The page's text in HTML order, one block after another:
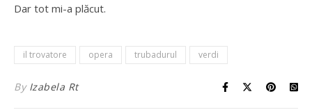
Dar tot mi-a plăcut.
il trovatore opera trubadurul verdi
By Izabela Rt